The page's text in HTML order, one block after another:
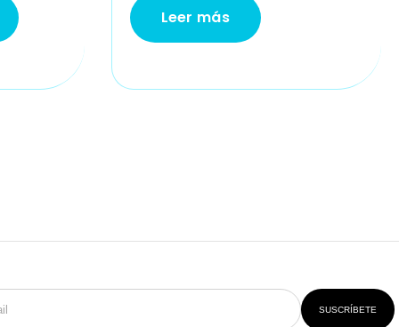
Leer más
SUSCRÍBETE